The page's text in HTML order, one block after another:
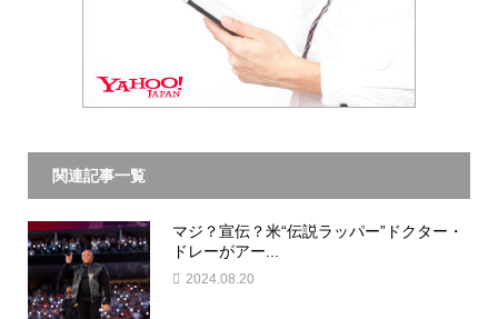
関連記事一覧
マジ？宣伝？米“伝説ラッパー”ドクター・
ドレーがアー...
2024.08.20